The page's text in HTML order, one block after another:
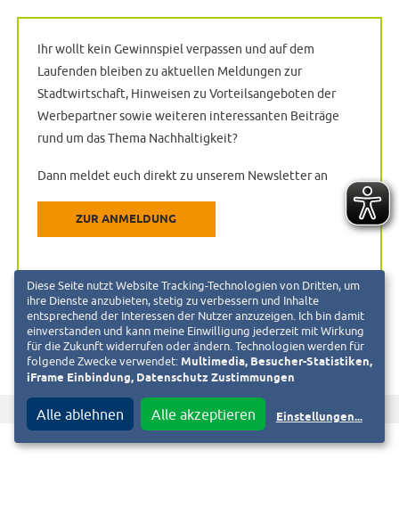
Ihr wollt kein Gewinnspiel verpassen und auf dem
Laufenden bleiben zu aktuellen Meldungen zur
Stadtwirtschaft, Hinweisen zu Vorteilsangeboten der
Werbepartner sowie weiteren interessanten Beiträge
rund um das Thema Nachhaltigkeit?
Dann meldet euch direkt zu unserem Newsletter an
ZUR ANMELDUNG
Diesen Beitrag teilen auf f T
Diese Seite nutzt Website Tracking-Technologien von Dritten, um
ihre Dienste anzubieten, stetig zu verbessern und Inhalte
entsprechend der Interessen der Nutzer anzuzeigen. Ich bin damit
einverstanden und kann meine Einwilligung jederzeit mit Wirkung
für die Zukunft widerrufen oder ändern. Technologien werden für
folgende Zwecke verwendet: Multimedia, Besucher-Statistiken,
iFrame Einbindung, Datenschutz Zustimmungen
Alle ablehnen Alle akzeptieren Einstellungen...